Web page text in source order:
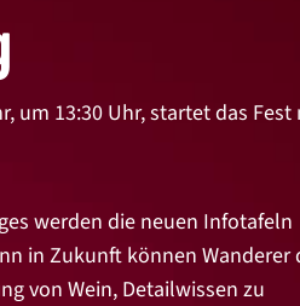
um 13:30 Uhr, startet das
werden die neuen Infotafeln
in Zukunft können Wanderer
von Wein, Detailwissen zu